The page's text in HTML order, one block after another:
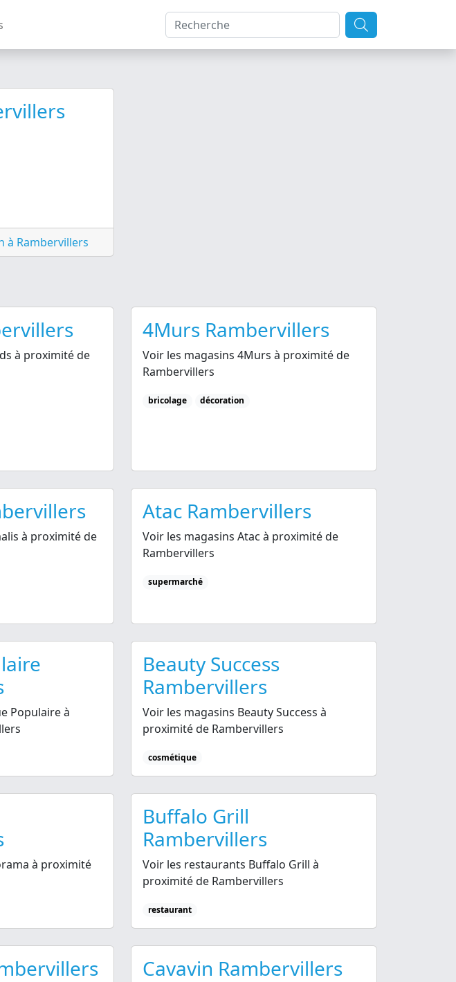
à Rambervillers
à proximité de
4Murs Rambervillers
Voir les magasins 4Murs à proximité de
Rambervillers
bricolage décoration
à proximité de
Atac Rambervillers
Voir les magasins Atac à proximité de
Rambervillers
supermarché
Populaire à
Beauty Success
Rambervillers
Voir les magasins Beauty Success à
proximité de Rambervillers
cosmétique
à proximité
Buffalo Grill
Rambervillers
Voir les restaurants Buffalo Grill à
proximité de Rambervillers
restaurant
Cavavin Rambervillers